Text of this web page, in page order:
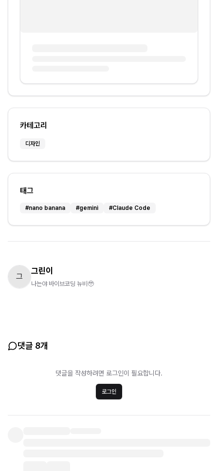
카테고리
디자인
태그
#nano banana #gemini #Claude Code
그
그린이
나는야 바이브코딩 뉴비🥹
댓글 8개
댓글을 작성하려면 로그인이 필요합니다.
로그인